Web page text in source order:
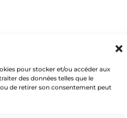
pour stocker et/ou accéder aux
des données telles que le
de retirer son consentement peut